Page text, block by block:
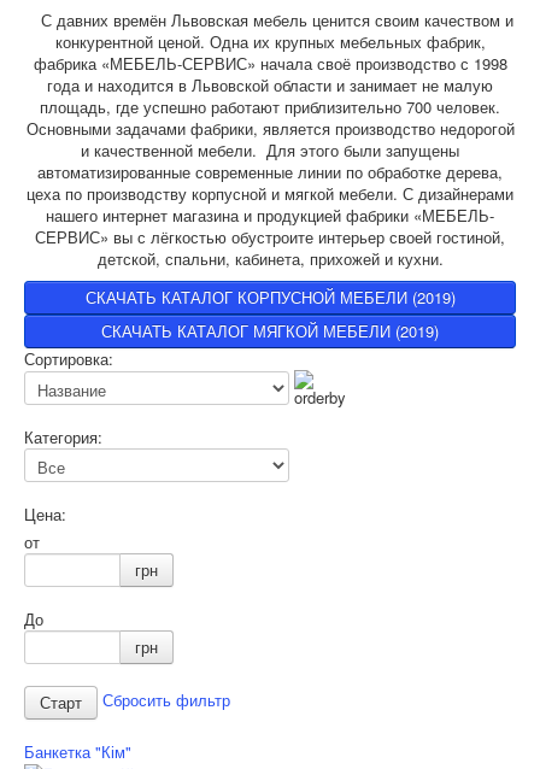
С давних времён Львовская мебель ценится своим качеством и
конкурентной ценой. Одна их крупных мебельных фабрик,
фабрика «МЕБЕЛЬ-СЕРВИС» начала своё производство с 1998
года и находится в Львовской области и занимает не малую
площадь, где успешно работают приблизительно 700 человек.
Основными задачами фабрики, является производство недорогой
и качественной мебели. Для этого были запущены
автоматизированные современные линии по обработке дерева,
цеха по производству корпусной и мягкой мебели. С дизайнерами
нашего интернет магазина и продукцией фабрики «МЕБЕЛЬ-
СЕРВИС» вы с лёгкостью обустроите интерьер своей гостиной,
детской, спальни, кабинета, прихожей и кухни.
СКАЧАТЬ КАТАЛОГ КОРПУСНОЙ МЕБЕЛИ (2019)
СКАЧАТЬ КАТАЛОГ МЯГКОЙ МЕБЕЛИ (2019)
Сортировка:
Категория:
Цена:
от
грн
До
грн
Сбросить фильтр
Банкетка "Кім"